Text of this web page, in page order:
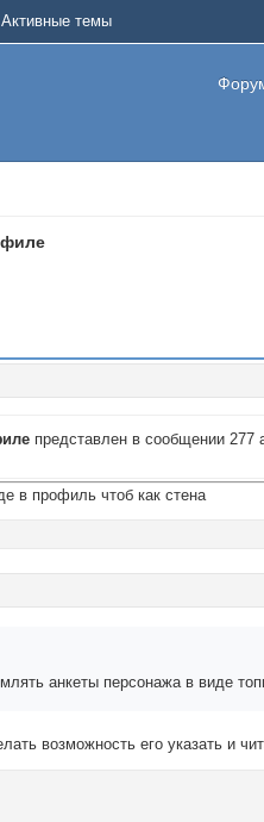
Активные темы
представлен в сообщении 277
в профиль чтоб как стена
анкеты персонажа в виде
возможность его указать и